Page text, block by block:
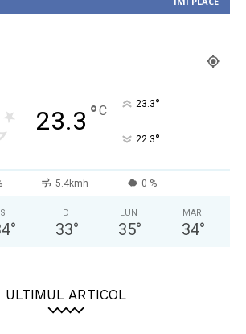
23.3 °C 23.3°
22.3°
5.4kmh 0 %
S
°
D
33°
LUN
35°
MAR
34°
ULTIMUL ARTICOL